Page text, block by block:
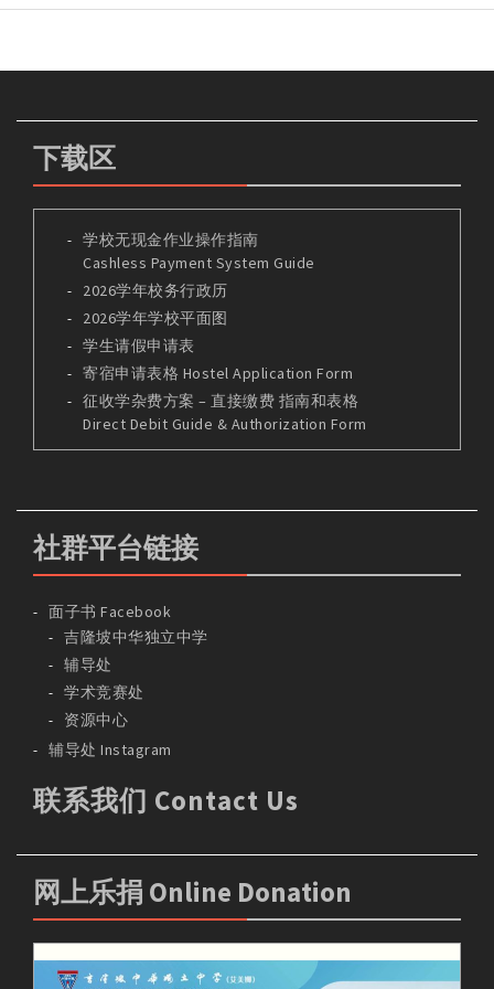
下载区
学校无现金作业操作指南
Cashless Payment System Guide
2026学年校务行政历
2026学年学校平面图
学生请假申请表
寄宿申请表格 Hostel Application Form
征收学杂费方案 – 直接缴费 指南和表格
Direct Debit Guide & Authorization Form
社群平台链接
面子书 Facebook
吉隆坡中华独立中学
辅导处
学术竞赛处
资源中心
辅导处 Instagram
联系我们 Contact Us
网上乐捐 Online Donation